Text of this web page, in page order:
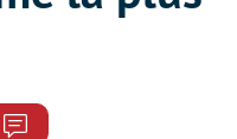
Commentaires